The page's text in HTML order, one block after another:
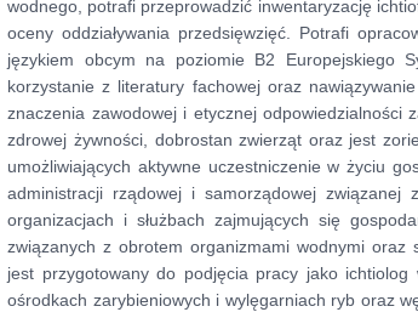
wodnego, potrafi przeprowadzić inwentaryzację
oceny oddziaływania przedsięwzięć. Potrafi
językiem obcym na poziomie B2 Europejskiego
korzystanie z literatury fachowej oraz
znaczenia zawodowej i etycznej odpowiedzialności
zdrowej żywności, dobrostan zwierząt oraz jest
umożliwiających aktywne uczestniczenie w życiu
administracji rządowej i samorządowej związanej
organizacjach i służbach zajmujących się
związanych z obrotem organizmami wodnymi oraz
jest przygotowany do podjęcia pracy jako
ośrodkach zarybieniowych i wylęgarniach ryb oraz